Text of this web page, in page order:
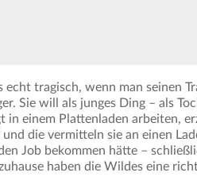
echt tragisch, wenn man seinen
Sie will als junges Ding – als
in einem Plattenladen arbeiten,
die vermitteln sie an einen
Job bekommen hätte –
haben die Wildes eine